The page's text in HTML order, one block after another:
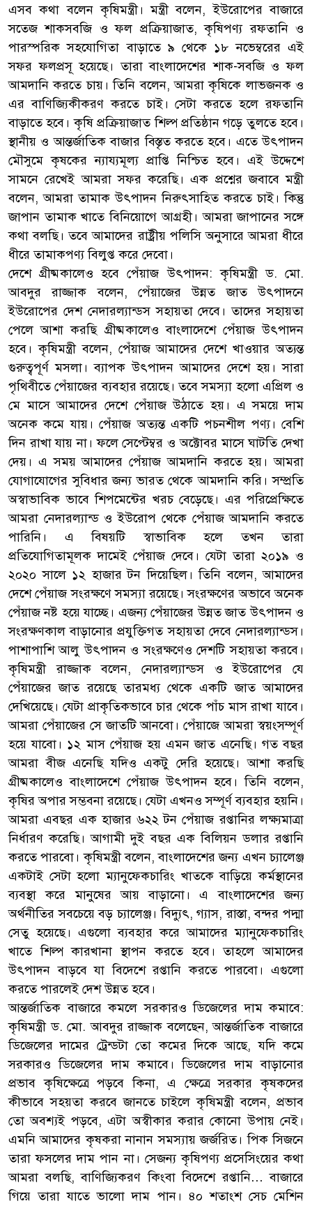
এসব কথা বলেন কৃষিমন্ত্রী। মন্ত্রী বলেন, ইউরোপের বাজারে
সতেজ শাকসবজি ও ফল প্রক্রিয়াজাত, কৃষিপণ্য রফতানি ও
পারস্পরিক সহযোগিতা বাড়াতে ৯ থেকে ১৮ নভেম্বরের এই
সফর ফলপ্রসূ হয়েছে। তারা বাংলাদেশের শাক-সবজি ও ফল
আমদানি করতে চায়। তিনি বলেন, আমরা কৃষিকে লাভজনক ও
এর বাণিজ্যিকীকরণ করতে চাই। সেটা করতে হলে রফতানি
বাড়াতে হবে। কৃষি প্রক্রিয়াজাত শিল্প প্রতিষ্ঠান গড়ে তুলতে হবে।
স্থানীয় ও আন্তর্জাতিক বাজার বিস্তৃত করতে হবে। এতে উৎপাদন
মৌসুমে কৃষকের ন্যায্যমূল্য প্রাপ্তি নিশ্চিত হবে। এই উদ্দেশে
সামনে রেখেই আমরা সফর করেছি। এক প্রশ্নের জবাবে মন্ত্রী
বলেন, আমরা তামাক উৎপাদন নিরুৎসাহিত করতে চাই। কিন্তু
জাপান তামাক খাতে বিনিয়োগে আগ্রহী। আমরা জাপানের সঙ্গে
কথা বলছি। তবে আমাদের রাষ্ট্রীয় পলিসি অনুসারে আমরা ধীরে
ধীরে তামাকপণ্য বিলুপ্ত করে দেবো।
দেশে গ্রীষ্মকালেও হবে পেঁয়াজ উৎপাদন: কৃষিমন্ত্রী ড. মো.
আবদুর রাজ্জাক বলেন, পেঁয়াজের উন্নত জাত উৎপাদনে
ইউরোপের দেশ নেদারল্যান্ডস সহায়তা দেবে। তাদের সহায়তা
পেলে আশা করছি গ্রীষ্মকালেও বাংলাদেশে পেঁয়াজ উৎপাদন
হবে। কৃষিমন্ত্রী বলেন, পেঁয়াজ আমাদের দেশে খাওয়ার অত্যন্ত
গুরুত্বপূর্ণ মসলা। ব্যাপক উৎপাদন আমাদের দেশে হয়। সারা
পৃথিবীতে পেঁয়াজের ব্যবহার রয়েছে। তবে সমস্যা হলো এপ্রিল ও
মে মাসে আমাদের দেশে পেঁয়াজ উঠাতে হয়। এ সময়ে দাম
অনেক কমে যায়। পেঁয়াজ অত্যন্ত একটি পচনশীল পণ্য। বেশি
দিন রাখা যায় না। ফলে সেপ্টেম্বর ও অক্টোবর মাসে ঘাটতি দেখা
দেয়। এ সময় আমাদের পেঁয়াজ আমদানি করতে হয়। আমরা
যোগাযোগের সুবিধার জন্য ভারত থেকে আমদানি করি। সম্প্রতি
অস্বাভাবিক ভাবে শিপমেন্টের খরচ বেড়েছে। এর পরিপ্রেক্ষিতে
আমরা নেদারল্যান্ড ও ইউরোপ থেকে পেঁয়াজ আমদানি করতে
পারিনি। এ বিষয়টি স্বাভাবিক হলে তখন তারা
প্রতিযোগিতামূলক দামেই পেঁয়াজ দেবে। যেটা তারা ২০১৯ ও
২০২০ সালে ১২ হাজার টন দিয়েছিল। তিনি বলেন, আমাদের
দেশে পেঁয়াজ সংরক্ষণে সমস্যা রয়েছে। সংরক্ষণের অভাবে অনেক
পেঁয়াজ নষ্ট হয়ে যাচ্ছে। এজন্য পেঁয়াজের উন্নত জাত উৎপাদন ও
সংরক্ষণকাল বাড়ানোর প্রযুক্তিগত সহায়তা দেবে নেদারল্যান্ডস।
পাশাপাশি আলু উৎপাদন ও সংরক্ষণেও দেশটি সহায়তা করবে।
কৃষিমন্ত্রী রাজ্জাক বলেন, নেদারল্যান্ডস ও ইউরোপের যে
পেঁয়াজের জাত রয়েছে তারমধ্য থেকে একটি জাত আমাদের
দেখিয়েছে। যেটা প্রাকৃতিকভাবে চার থেকে পাঁচ মাস রাখা যাবে।
আমরা পেঁয়াজের সে জাতটি আনবো। পেঁয়াজে আমরা স্বয়ংসম্পূর্ণ
হয়ে যাবো। ১২ মাস পেঁয়াজ হয় এমন জাত এনেছি। গত বছর
আমরা বীজ এনেছি যদিও একটু দেরি হয়েছে। আশা করছি
গ্রীষ্মকালেও বাংলাদেশে পেঁয়াজ উৎপাদন হবে। তিনি বলেন,
কৃষির অপার সম্ভবনা রয়েছে। যেটা এখনও সম্পূর্ণ ব্যবহার হয়নি।
আমরা এবছর এক হাজার ৬২২ টন পেঁয়াজ রপ্তানির লক্ষ্যমাত্রা
নির্ধারণ করেছি। আগামী দুই বছর এক বিলিয়ন ডলার রপ্তানি
করতে পারবো। কৃষিমন্ত্রী বলেন, বাংলাদেশের জন্য এখন চ্যালেঞ্জ
একটাই সেটা হলো ম্যানুফেকচারিং খাতকে বাড়িয়ে কর্মস্থানের
ব্যবস্থা করে মানুষের আয় বাড়ানো। এ বাংলাদেশের জন্য
অর্থনীতির সবচেয়ে বড় চ্যালেঞ্জ। বিদ্যুৎ, গ্যাস, রাস্তা, বন্দর পদ্মা
সেতু হয়েছে। এগুলো ব্যবহার করে আমাদের ম্যানুফেকচারিং
খাতে শিল্প কারখানা স্থাপন করতে হবে। তাহলে আমাদের
উৎপাদন বাড়বে যা বিদেশে রপ্তানি করতে পারবো। এগুলো
করতে পারলেই দেশ উন্নত হবে।
আন্তর্জাতিক বাজারে কমলে সরকারও ডিজেলের দাম কমাবে:
কৃষিমন্ত্রী ড. মো. আবদুর রাজ্জাক বলেছেন, আন্তর্জাতিক বাজারে
ডিজেলের দামের ট্রেন্ডটা তো কমের দিকে আছে, যদি কমে
সরকারও ডিজেলের দাম কমাবে। ডিজেলের দাম বাড়ানোর
প্রভাব কৃষিক্ষেত্রে পড়বে কিনা, এ ক্ষেত্রে সরকার কৃষকদের
কীভাবে সহয়তা করবে জানতে চাইলে কৃষিমন্ত্রী বলেন, প্রভাব
তো অবশ্যই পড়বে, এটা অস্বীকার করার কোনো উপায় নেই।
এমনি আমাদের কৃষকরা নানান সমস্যায় জর্জরিত। পিক সিজনে
তারা ফসলের দাম পান না। সেজন্য কৃষিপণ্য প্রসেসিংয়ের কথা
আমরা বলছি, বাণিজ্যিকরণ কিংবা বিদেশে রপ্তানি… বাজারে
গিয়ে তারা যাতে ভালো দাম পান। ৪০ শতাংশ সেচ মেশিন